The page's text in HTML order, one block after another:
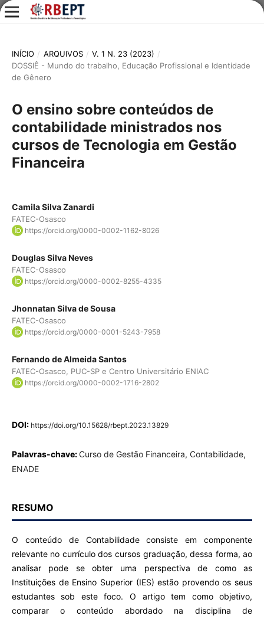
INÍCIO / ARQUIVOS / V. 1 N. 23 (2023) /
DOSSIÊ - Mundo do trabalho, Educação Profissional e Identidade
de Gênero
O ensino sobre conteúdos de
contabilidade ministrados nos
cursos de Tecnologia em Gestão
Financeira
Camila Silva Zanardi
FATEC-Osasco
https://orcid.org/0000-0002-1162-8026
Douglas Silva Neves
FATEC-Osasco
https://orcid.org/0000-0002-8255-4335
Jhonnatan Silva de Sousa
FATEC-Osasco
https://orcid.org/0000-0001-5243-7958
Fernando de Almeida Santos
FATEC-Osasco, PUC-SP e Centro Universitário ENIAC
https://orcid.org/0000-0002-1716-2802
DOI: https://doi.org/10.15628/rbept.2023.13829
Palavras-chave:Curso de Gestão Financeira, Contabilidade,
ENADE
RESUMO
O conteúdo de Contabilidade consiste em componente
relevante no currículo dos cursos graduação, dessa forma, ao
analisar pode se obter uma perspectiva de como as
Instituições de Ensino Superior (IES) estão provendo os seus
estudantes sob este foco. O artigo tem como objetivo,
comparar o conteúdo abordado na disciplina de